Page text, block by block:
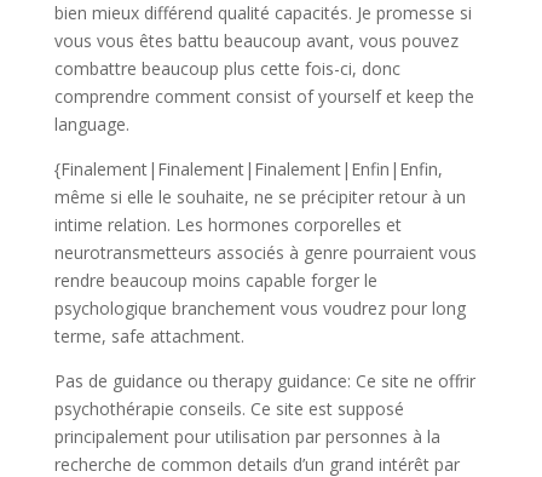
bien mieux différend qualité capacités. Je promesse si
vous vous êtes battu beaucoup avant, vous pouvez
combattre beaucoup plus cette fois-ci, donc
comprendre comment consist of yourself et keep the
language.
{Finalement|Finalement|Finalement|Enfin|Enfin,
même si elle le souhaite, ne se précipiter retour à un
intime relation. Les hormones corporelles et
neurotransmetteurs associés à genre pourraient vous
rendre beaucoup moins capable forger le
psychologique branchement vous voudrez pour long
terme, safe attachment.
Pas de guidance ou therapy guidance: Ce site ne offrir
psychothérapie conseils. Ce site est supposé
principalement pour utilisation par personnes à la
recherche de common details d’un grand intérêt par